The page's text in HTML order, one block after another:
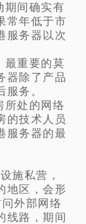
间确实有
常年低于市
服务器以次
重要的莫
器除了产品
务。
处的网络
的技术人员
服务器的最
施私营，
地区，会形
外部网络
线路，期间